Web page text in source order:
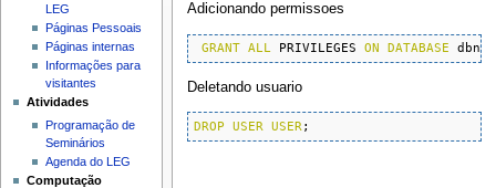
Adicionando permissoes
GRANT ALL PRIVILEGES ON DATABASE
Deletando usuario
DROP USER USER;
LEG
Páginas Pessoais
Páginas internas
Informações para
visitantes
Atividades
Programação de
Seminários
Agenda do LEG
Computação